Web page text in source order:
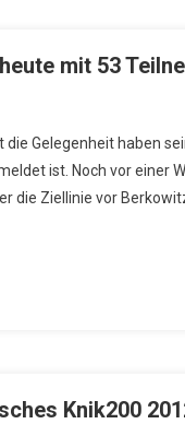
mit 53
Gelegenheit haben
ist. Noch vor einer
die Ziellinie vor
Knik200